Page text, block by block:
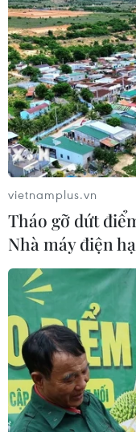
vietnamplus.vn
Tháo gỡ dứt
Nhà máy điện